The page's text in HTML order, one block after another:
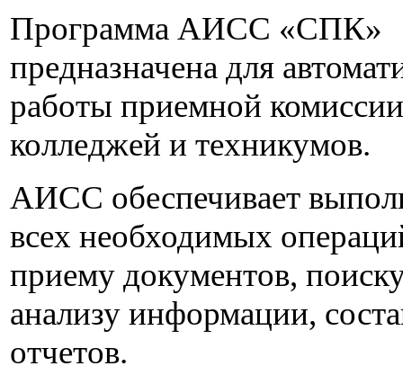
Программа АИСС «СПК»
предназначена для
работы приемной комиссии
колледжей и техникумов.
АИСС обеспечивает
всех необходимых
приему документов,
анализу информации,
отчетов.